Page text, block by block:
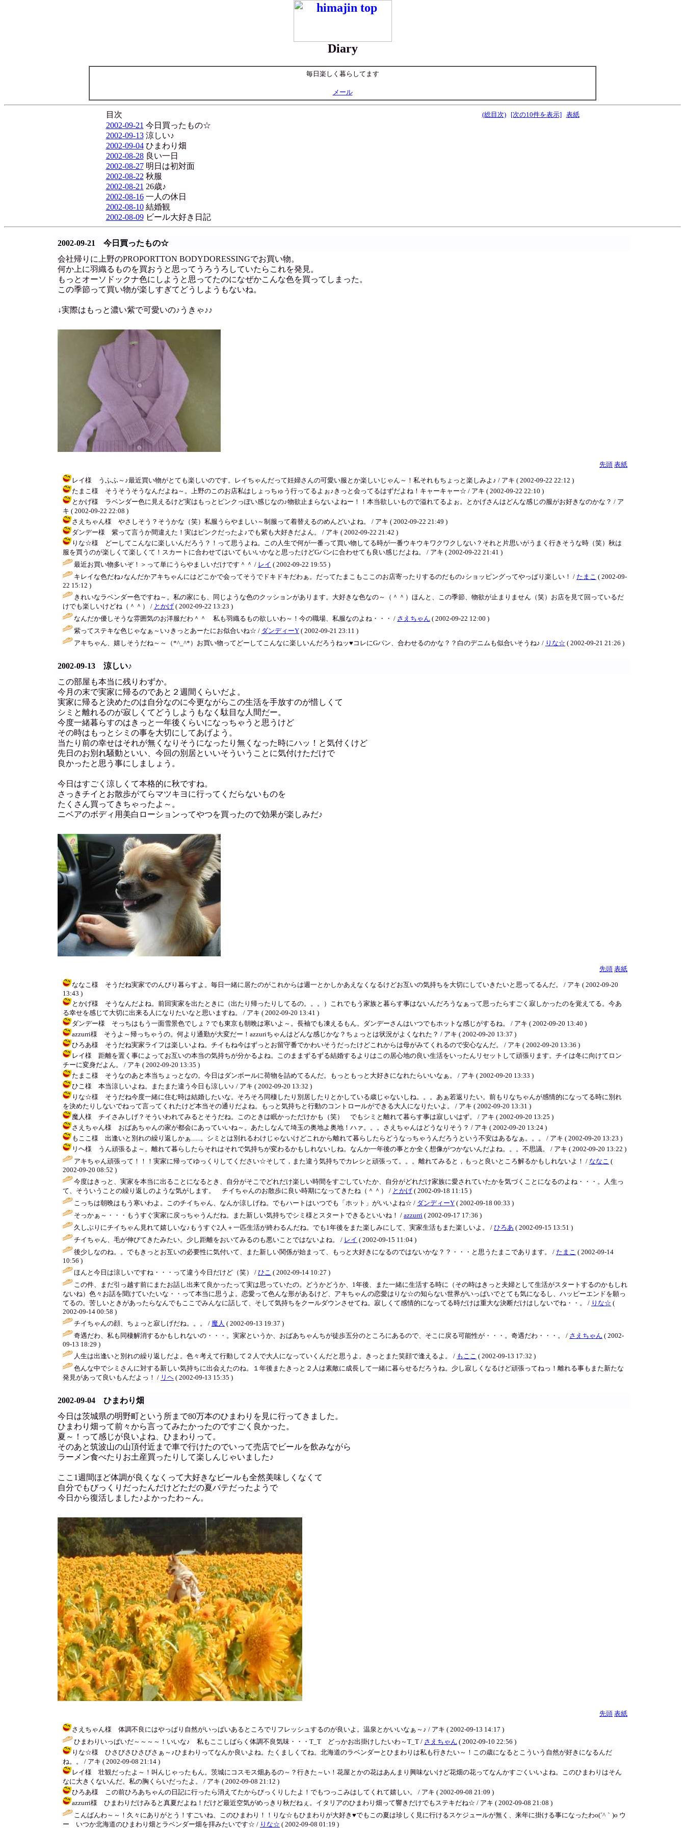
Diary
毎日楽しく暮らしてます
メール
目次 (総目次) [次の10件を表示] 表紙
2002-09-21 今日買ったもの☆
2002-09-13涼しい♪
2002-09-04ひまわり畑
2002-08-28良い一日
2002-08-27明日は初対面
2002-08-22 秋服
2002-08-21 26歳♪
2002-08-16一人の休日
2002-08-10結婚観
2002-08-09ビール大好き日記
2002-09-21 今日買ったもの☆
会社帰りに上野のPROPORTTON BODYDORESSINGでお買い物。
何か上に羽織るものを買おうと思ってうろうろしていたらこれを発見。
もっとオーソドックナ色にしようと思ってたのになぜかこんな色を買ってしまった。
この季節って買い物が楽しすぎてどうしようもないね。
↓実際はもっと濃い紫で可愛いの♪うきゃ♪♪
先頭 表紙
レイ様 うふふ～♪最近買い物がとても楽しいのです。レイちゃんだって妊婦さんの可愛い服とか楽しいじゃん～！私それもちょっと楽しみよ♪ / アキ ( 2002-09-22 22:12 )
たまこ様 そうそうそうなんだよね～。上野のこのお店私はしょっちゅう行ってるよぉ♪きっと会ってるはずだよね！キャーキャー☆ / アキ ( 2002-09-22 22:10 )
とかげ様 ラベンダー色に見えるけど実はもっとピンクっぽい感じなの♪物欲止まらないよねー！！本当欲しいもので溢れてるよぉ。とかげさんはどんな感じの服がお好きなのかな？ / ア
キ ( 2002-09-22 22:08 )
さえちゃん様 やさしそう？そうかな（笑）私服うらやましい～制服って着替えるのめんどいよね。 / アキ ( 2002-09-22 21:49 )
ダンデー様 紫って言うか間違えた！実はピンクだったよ♪でも紫も大好きだよん。 / アキ ( 2002-09-22 21:42 )
りな☆様 どーしてこんなに楽しいんだろう？！って思うよね。この人生で何が一番って買い物してる時が一番ウキウキワクワクしない？それと片思いがうまく行きそうな時（笑）秋は
服を買うのが楽しくて楽しくて！スカートに合わせてはいてもいいかなと思ったけどGパンに合わせても良い感じだよね。 / アキ ( 2002-09-22 21:41 )
最近お買い物多いぞ！＞って単にうらやましいだけです＾＾ / レイ ( 2002-09-22 19:55 )
キレイな色だね♪なんだかアキちゃんにはどこかで会ってそうでドキドキだわぁ。だってたまこもここのお店寄ったりするのだもの♪ショッピングってやっぱり楽しい！ / たまこ ( 2002-09-
22 15:12 )
きれいなラベンダー色ですね～。私の家にも、同じような色のクッションがあります。大好きな色なの～（＾＾）ほんと、この季節、物欲が止まりません（笑）お店を見て回っているだ
けでも楽しいけどね（＾＾） / とかげ ( 2002-09-22 13:23 )
なんだか優しそうな雰囲気のお洋服だわ＾＾ 私も羽織るもの欲しいわ～！今の職場、私服なのよね・・・ / さえちゃん ( 2002-09-22 12:00 )
紫ってステキな色じゃなぁ～い♪きっとあーたにお似合いね☆ / ダンディーY ( 2002-09-21 23:11 )
アキちゃん、嬉しそうだね～～（*^_^*）お買い物ってどーしてこんなに楽しいんだろうねッ♥コレにGパン、合わせるのかな？？白のデニムも似合いそうね♪ / りな☆ ( 2002-09-21 21:26 )
2002-09-13 涼しい♪
この部屋も本当に残りわずか。
今月の末で実家に帰るのであと２週間くらいだよ。
実家に帰ると決めたのは自分なのに今更ながらこの生活を手放すのが惜しくて
シミと離れるのが寂しくてどうしようもなく駄目な人間だー。
今度一緒暮らすのはきっと一年後くらいになっちゃうと思うけど
その時はもっとシミの事を大切にしてあげよう。
当たり前の幸せはそれが無くなりそうになったり無くなった時にハッ！と気付くけど
先日のお別れ騒動といい、今回の別居といいそういうことに気付けただけで
良かったと思う事にしましょう。
今日はすごく涼しくて本格的に秋ですね。
さっきチイとお散歩がてらマツキヨに行ってくだらないものを
たくさん買ってきちゃったよ～。
ニベアのボディ用美白ローションってやつを買ったので効果が楽しみだ♪
先頭 表紙
ななこ様 そうだね実家でのんびり暮らすよ。毎日一緒に居たのがこれからは週一とかしかあえなくなるけどお互いの気持ちを大切にしていきたいと思ってるんだ。 / アキ ( 2002-09-20
13:43 )
とかげ様 そうなんだよね。前回実家を出たときに（出たり帰ったりしてるの。。。）これでもう家族と暮らす事はないんだろうなぁって思ったらすごく寂しかったのを覚えてる。今あ
る幸せを感じて大切に出来る人になりたいなと思いますね。 / アキ ( 2002-09-20 13:41 )
ダンデー様 そっちはもう一面雪景色でしょ？でも東京も朝晩は寒いよ～。長袖でも凍えるもん。ダンデーさんはいつでもホットな感じがするね。 / アキ ( 2002-09-20 13:40 )
azzurri様 そうよ～帰っちゃうの。何より通勤が大変だー！azzuriちゃんはどんな感じかな？ちょっとは状況がよくなれた？ / アキ ( 2002-09-20 13:37 )
ひろあ様 そうだね実家ライフは楽しいよね。チイもね今はずっとお留守番でかわいそうだったけどこれからは母がみてくれるので安心なんだ。 / アキ ( 2002-09-20 13:36 )
レイ様 距離を置く事によってお互いの本当の気持ちが分かるよね。このままずるずる結婚するよりはこの居心地の良い生活をいったんリセットして頑張ります。チイは冬に向けてロン
チーに変身だよん。 / アキ ( 2002-09-20 13:35 )
たまこ様 そうなのあと本当ちょっとなの。今日はダンボールに荷物を詰めてるんだ。もっともっと大好きになれたらいいなぁ。 / アキ ( 2002-09-20 13:33 )
ひこ様 本当涼しいよね。またまた違う今日も涼しい♪ / アキ ( 2002-09-20 13:32 )
りな☆様 そうだね今度一緒に住む時は結婚したいな。そろそろ同棲したり別居したりとかしている歳じゃないしね。。。あぁ若返りたい。前もりなちゃんが感情的になってる時に別れ
を決めたりしないでねって言ってくれたけど本当その通りだよね。もっと気持ちと行動のコントロールができる大人になりたいよ。 / アキ ( 2002-09-20 13:31 )
魔人様 チイさみしげ？そういわれてみるとそうだね。このときは眠かっただけかも（笑） でもシミと離れて暮らす事は寂しいはず。 / アキ ( 2002-09-20 13:25 )
さえちゃん様 おばあちゃんの家が都会にあっていいね～。あたしなんて埼玉の奥地よ奥地！ハァ。。。さえちゃんはどうなりそう？ / アキ ( 2002-09-20 13:24 )
もここ様 出逢いと別れの繰り返しかぁ......。シミとは別れるわけじゃないけどこれから離れて暮らしたらどうなっちゃうんだろうという不安はあるなぁ。。。 / アキ ( 2002-09-20 13:23 )
リヘ様 うん頑張るよ～。離れて暮らしたらそれはそれで気持ちが変わるかもしれないしね。なんか一年後の事とか全く想像がつかないんだよね。。。不思議。 / アキ ( 2002-09-20 13:22 )
アキちゃん頑張って！！！実家に帰ってゆっくりしてください☆そして，また違う気持ちでカレシと頑張って。。。離れてみると，もっと良いところ解るかもしれないよ！ / ななこ (
2002-09-20 08:52 )
今度はきっと、実家を本当に出ることになるとき、自分がそこでどれだけ楽しい時間をすごしていたか、自分がどれだけ家族に愛されていたかを気づくことになるのよね・・・。人生っ
て、そういうことの繰り返しのような気がします。 チイちゃんのお散歩に良い時期になってきたね（＾＾） / とかげ ( 2002-09-18 11:15 )
こっちは朝晩はもう寒いわよ。このチイちゃん、なんか涼しげね。でもハートはいつでも「ホット」がいいよね☆ / ダンディーY ( 2002-09-18 00:33 )
そっかぁ～・・・もうすぐ実家に戻っちゃうんだね。また新しい気持ちでシミ様とスタートできるといいね！ / azzurri ( 2002-09-17 17:36 )
久しぶりにチイちゃん見れて嬉しいな♪もうすぐ2人＋一匹生活が終わるんだね。でも1年後をまた楽しみにして、実家生活もまた楽しいよ。 / ひろあ ( 2002-09-15 13:51 )
チイちゃん、毛が伸びてきたみたい。少し距離をおいてみるのも悪いことではないよね。 / レイ ( 2002-09-15 11:04 )
後少しなのね。。でもきっとお互いの必要性に気付いて、また新しい関係が始まって、もっと大好きになるのではないかな？？・・・と思うたまこであります。 / たまこ ( 2002-09-14
10:56 )
ほんと今日は涼しいですね・・・って違う今日だけど（笑） / ひこ ( 2002-09-14 10:27 )
この件、まだ引っ越す前にまたお話し出来て良かったって実は思っていたの。どうかどうか、1年後、また一緒に生活する時に（その時はきっと夫婦として生活がスタートするのかもしれ
ないね）色々お話を聞けていたいな・・って本当に思うよ。恋愛って色んな形があるけど、アキちゃんの恋愛はりな☆の知らない世界がいっぱいでとても気になるし、ハッピーエンドを願っ
てるの。苦しいときがあったらなんでもここでみんなに話して、そして気持ちをクールダウンさせてね。寂しくて感情的になってる時だけは重大な決断だけはしないでね・・。 / りな☆ (
2002-09-14 00:58 )
チイちゃんの顔、ちょっと寂しげだね。。。 / 魔人 ( 2002-09-13 19:37 )
奇遇だわ、私も同棲解消するかもしれないの・・・。実家というか、おばあちゃんちが徒歩五分のところにあるので、そこに戻る可能性が・・・。奇遇だわ・・・。 / さえちゃん ( 2002-
09-13 18:29 )
人生は出逢いと別れの繰り返しだよ。色々考えて行動して２人で大人になっていくんだと思うよ。きっとまた笑顔で逢えるよ。 / もここ ( 2002-09-13 17:32 )
色んな中でシミさんに対する新しい気持ちに出会えたのね。１年後またきっと２人は素敵に成長して一緒に暮らせるだろうね。少し寂しくなるけど頑張ってねっ！離れる事もまた新たな
発見があって良いもんだよっ！ / リヘ ( 2002-09-13 15:35 )
2002-09-04 ひまわり畑
今日は茨城県の明野町という所まで80万本のひまわりを見に行ってきました。
ひまわり畑って前々から言ってみたかったのですごく良かった。
夏～！って感じが良いよね、ひまわりって。
そのあと筑波山の山頂付近まで車で行けたのでいって売店でビールを飲みながら
ラーメン食べたりお土産買ったりして楽しんじゃいました♪
ここ1週間ほど体調が良くなくって大好きなビールも全然美味しくなくて
自分でもびっくりだったんだけどただの夏バテだったようで
今日から復活しました♪よかったわ～ん。
先頭 表紙
さえちゃん様 体調不良にはやっぱり自然がいっぱいあるところでリフレッシュするのが良いよ。温泉とかいいなぁ～♪ / アキ ( 2002-09-13 14:17 )
ひまわりいっぱいだ～～～～！いいな♪ 私もここしばらく体調不良気味・・・T_T どっかお出掛けしたいわ～T_T / さえちゃん ( 2002-09-10 22:56 )
りな☆様 ひさびさひさびさぁ～♪ひまわりってなんか良いよね。たくましくてね。北海道のラベンダーとひまわりは私も行きたい～！この歳になるとこういう自然が好きになるんだ
ね。。 / アキ ( 2002-09-08 21:14 )
レイ様 壮観だったよ～！叫んじゃったもん。茨城にコスモス畑あるの～？行きた～い！花屋とかの花はあんまり興味ないけど花畑の花ってなんかすごくいいよね。このひまわりはそん
なに大きくないんだ。私の胸くらいだったよ。 / アキ ( 2002-09-08 21:12 )
ひろあ様 この前ひろあちゃんの日記に行ったら消えてたからびっくりしたよ！でもつっこみはしてくれて嬉しい。 / アキ ( 2002-09-08 21:09 )
azzurri様 ひまわりだけみると真夏だよね！だけど最近空気がめっきり秋だねぇ。イタリアのひまわり畑って響きだけでもステキだね☆ / アキ ( 2002-09-08 21:08 )
こんばんわ～～！久々にありがとう！すごいね、このひまわり！！りな☆もひまわりが大好き♥でもこの夏は珍しく見に行けるスケジュールが無く、来年に掛ける事になったわo(´^｀)o ウ
ー いつか北海道のひまわり畑とラベンダー畑を拝みたいです☆ / りな☆ ( 2002-09-08 01:19 )